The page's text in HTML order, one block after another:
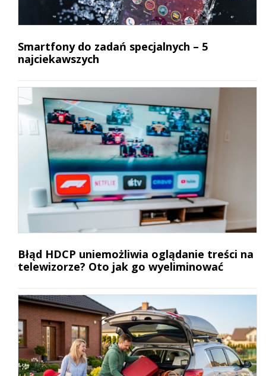
Smartfony do zadań specjalnych – 5
najciekawszych
Błąd HDCP uniemożliwia oglądanie treści na
telewizorze? Oto jak go wyeliminować